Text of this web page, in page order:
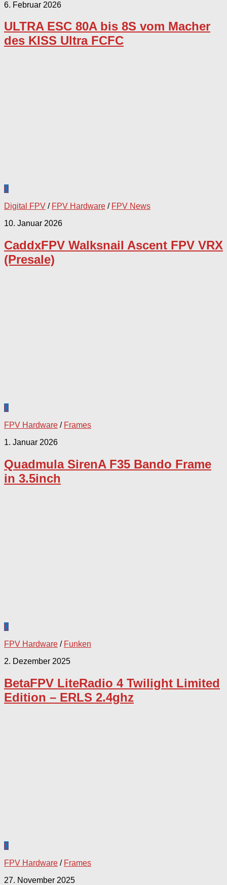
6. Februar 2026
ULTRA ESC 80A bis 8S vom Macher
des KISS Ultra FCFC
0
Digital FPV / FPV Hardware / FPV News
10. Januar 2026
CaddxFPV Walksnail Ascent FPV VRX
(Presale)
0
FPV Hardware / Frames
1. Januar 2026
Quadmula SirenA F35 Bando Frame
in 3.5inch
0
FPV Hardware / Funken
2. Dezember 2025
BetaFPV LiteRadio 4 Twilight Limited
Edition – ERLS 2.4ghz
0
FPV Hardware / Frames
27. November 2025